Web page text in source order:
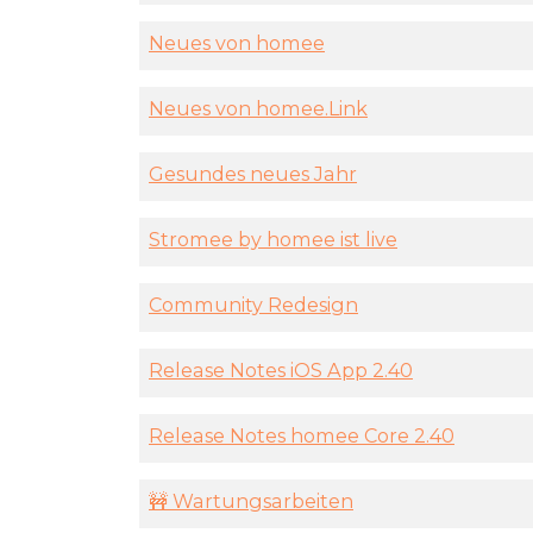
Neues von homee
Neues von homee.Link
Gesundes neues Jahr
Stromee by homee ist live
Community Redesign
Release Notes iOS App 2.40
Release Notes homee Core 2.40
🚧 Wartungsarbeiten